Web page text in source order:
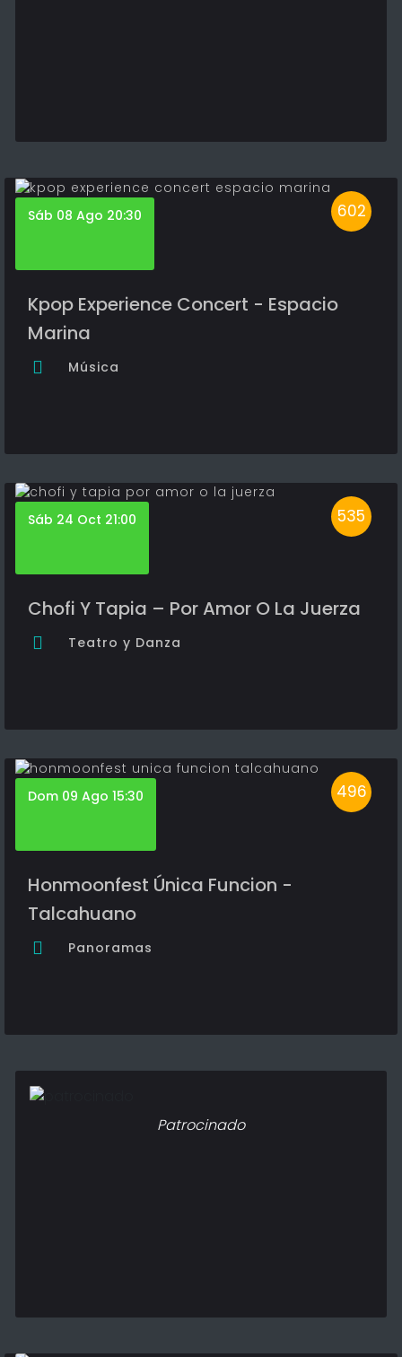
602
Sáb 08 Ago 20:30
Kpop Experience Concert - Espacio
Marina
Música
535
Sáb 24 Oct 21:00
Chofi Y Tapia – Por Amor O La Juerza
Teatro y Danza
496
Dom 09 Ago 15:30
Honmoonfest Única Funcion -
Talcahuano
Panoramas
Patrocinado